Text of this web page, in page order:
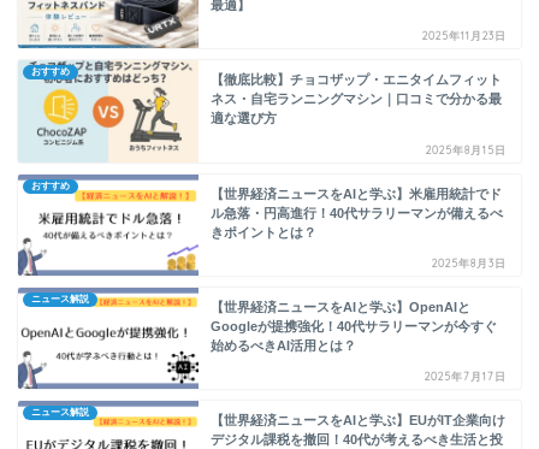
最適】
2025年11月23日
おすすめ
【徹底比較】チョコザップ・エニタイムフィット
ネス・自宅ランニングマシン｜口コミで分かる最
適な選び方
2025年8月15日
おすすめ
【世界経済ニュースをAIと学ぶ】米雇用統計でド
ル急落・円高進行！40代サラリーマンが備えるべ
きポイントとは？
2025年8月3日
ニュース解説
【世界経済ニュースをAIと学ぶ】OpenAIと
Googleが提携強化！40代サラリーマンが今すぐ
始めるべきAI活用とは？
2025年7月17日
ニュース解説
【世界経済ニュースをAIと学ぶ】EUがIT企業向け
デジタル課税を撤回！40代が考えるべき生活と投